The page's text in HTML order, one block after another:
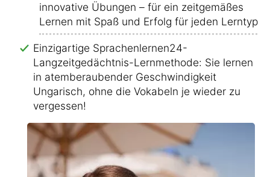
innovative Übungen – für ein zeitgemäßes
Lernen mit Spaß und Erfolg für jeden Lerntyp!
Einzigartige Sprachenlernen24-
Langzeitgedächtnis-Lernmethode: Sie lernen
in atemberaubender Geschwindigkeit
Ungarisch, ohne die Vokabeln je wieder zu
vergessen!